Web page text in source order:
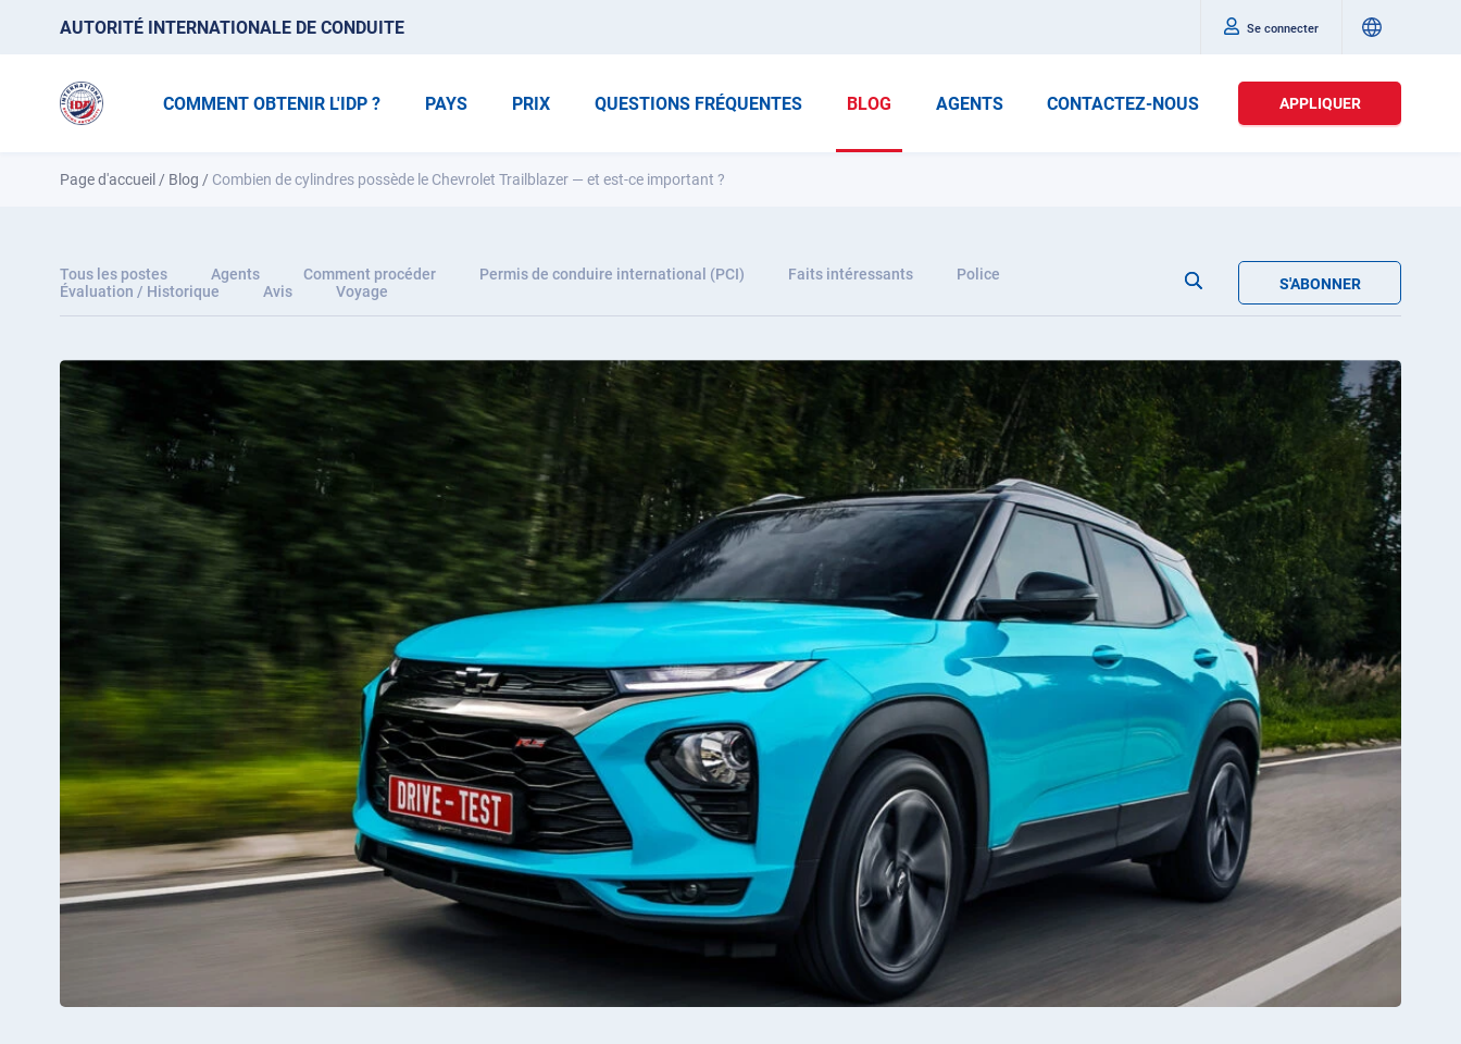
AUTORITÉ INTERNATIONALE DE CONDUITE Se connecter
COMMENT OBTENIR L'IDP ? PAYS PRIX QUESTIONS FRÉQUENTES BLOG AGENTS CONTACTEZ-NOUS APPLIQUER
Page d'accueil / Blog / Combien de cylindres possède le Chevrolet Trailblazer — et est-ce important ?
Tous les postes Agents Comment procéder Permis de conduire international (PCI) Faits intéressants
Police
Évaluation / Historique
Avis Voyage S'ABONNER